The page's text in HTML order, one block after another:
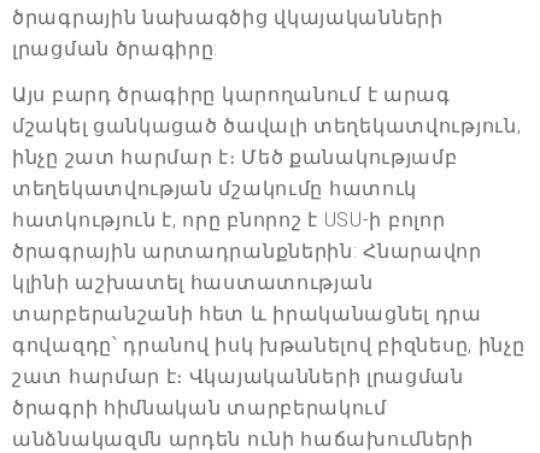
ծրագրային նախագծից վկայականների
լրացման ծրագիրը:
Այս բարդ ծրագիրը կարողանում է արագ
մշակել ցանկացած ծավալի տեղեկատվություն,
ինչը շատ հարմար է։ Մեծ քանակությամբ
տեղեկատվության մշակումը հատուկ
հատկություն է, որը բնորոշ է USU-ի բոլոր
ծրագրային արտադրանքներին: Հնարավոր
կլինի աշխատել հաստատության
տարբերանշանի հետ և իրականացնել դրա
գովազդը՝ դրանով իսկ խթանելով բիզնեսը, ինչը
շատ հարմար է։ Վկայականների լրացման
ծրագրի հիմնական տարբերակում
անձնակազմն արդեն ունի հաճախումների